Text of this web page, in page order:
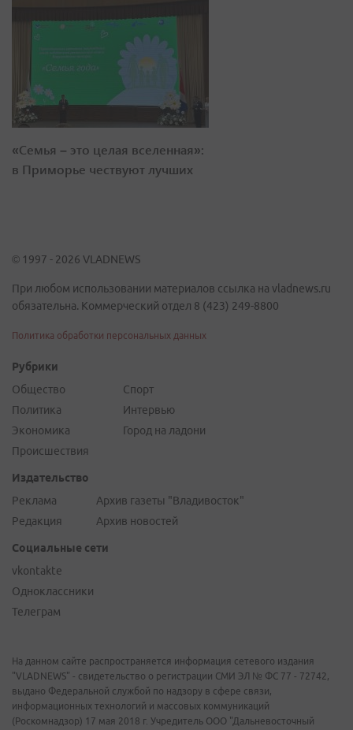
«Семья – это целая вселенная»:
в Приморье чествуют лучших
© 1997 - 2026 VLADNEWS
При любом использовании материалов ссылка на vladnews.ru
обязательна. Коммерческий отдел 8 (423) 249-8800
Политика обработки персональных данных
Рубрики
Общество
Политика
Экономика
Происшествия
Спорт
Интервью
Город на ладони
Издательство
Реклама
Редакция
Архив газеты "Владивосток"
Архив новостей
Социальные сети
vkontakte
Одноклассники
Телеграм
На данном сайте распространяется информация сетевого издания
"VLADNEWS" - свидетельство о регистрации СМИ ЭЛ № ФС 77 - 72742,
выдано Федеральной службой по надзору в сфере связи,
информационных технологий и массовых коммуникаций
(Роскомнадзор) 17 мая 2018 г. Учредитель ООО "Дальневосточный